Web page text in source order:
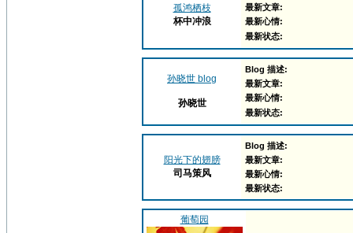
孤鸿栖枝
杯中冲浪
最新文章:
最新心情:
最新状态:
孙晓世 blog
孙晓世
Blog 描述:
最新文章:
最新心情:
最新状态:
阳光下的翅膀
司马策风
Blog 描述:
最新文章:
最新心情:
最新状态:
葡萄园